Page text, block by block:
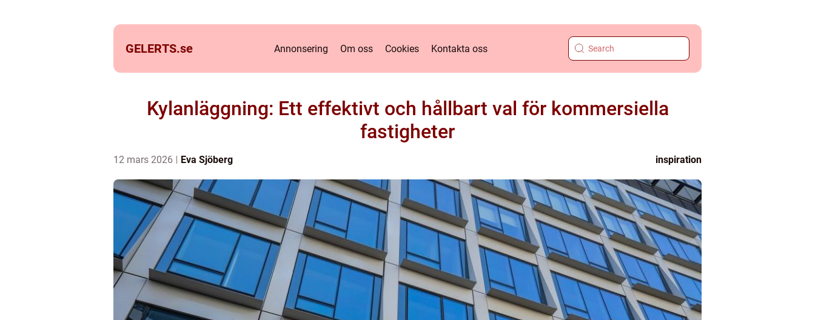
GELERTS.se Annonsering Om oss Cookies Kontakta oss
Kylanläggning: Ett effektivt och hållbart val för kommersiella
fastigheter
12 mars 2026 Eva Sjöberg inspiration